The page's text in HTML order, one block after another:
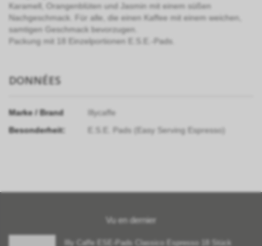
Karamell, Orangenblüten und Jasmin mit einem süßen
Nachgeschmack. Für alle, die einen Kaffee mit einem weichen,
samtigen Geschmack bevorzugen.
Packung mit 18 Einzelportionen E.S.E.-Pads.
DONNÉES
Marke / Brand
Illycaffe
Besonderheit:
E.S.E. Pads (Easy Serving Espresso)
Vu en dernier
Illy Caffe ESE-Pads Classico Espresso 18 Stück